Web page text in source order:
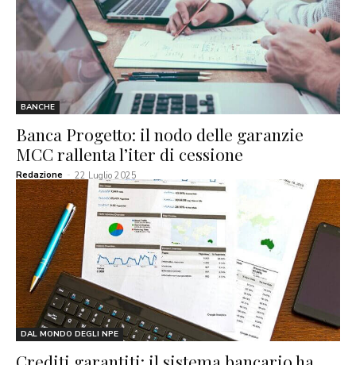
BANCHE
Banca Progetto: il nodo delle garanzie
MCC rallenta l’iter di cessione
Redazione - 22 Luglio 2025
DAL MONDO DEGLI NPE